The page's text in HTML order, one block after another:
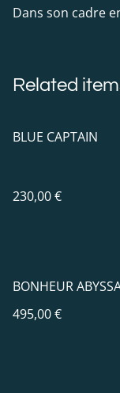
Dans son cadre
Related
BLUE CAPTAIN
230,00 €
BONHEUR
495,00 €